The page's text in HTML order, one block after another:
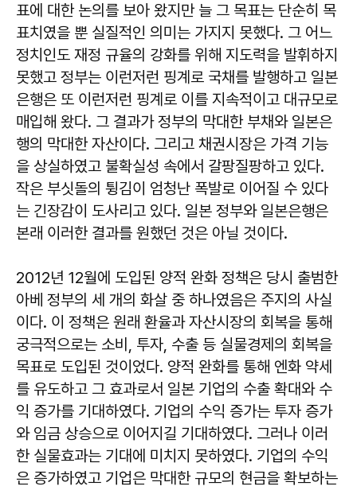
표에 대한 논의를 보아 왔지만 늘 그 목표는 단순히 목
표치였을 뿐 실질적인 의미는 가지지 못했다. 그 어느
정치인도 재정 규율의 강화를 위해 지도력을 발휘하지
못했고 정부는 이런저런 핑계로 국채를 발행하고 일본
은행은 또 이런저런 핑계로 이를 지속적이고 대규모로
매입해 왔다. 그 결과가 정부의 막대한 부채와 일본은
행의 막대한 자산이다. 그리고 채권시장은 가격 기능
을 상실하였고 불확실성 속에서 갈팡질팡하고 있다.
작은 부싯돌의 튕김이 엄청난 폭발로 이어질 수 있다
는 긴장감이 도사리고 있다. 일본 정부와 일본은행은
본래 이러한 결과를 원했던 것은 아닐 것이다.
2012년 12월에 도입된 양적 완화 정책은 당시 출범한
아베 정부의 세 개의 화살 중 하나였음은 주지의 사실
이다. 이 정책은 원래 환율과 자산시장의 회복을 통해
궁극적으로는 소비, 투자, 수출 등 실물경제의 회복을
목표로 도입된 것이었다. 양적 완화를 통해 엔화 약세
를 유도하고 그 효과로서 일본 기업의 수출 확대와 수
익 증가를 기대하였다. 기업의 수익 증가는 투자 증가
와 임금 상승으로 이어지길 기대하였다. 그러나 이러
한 실물효과는 기대에 미치지 못하였다. 기업의 수익
은 증가하였고 기업은 막대한 규모의 현금을 확보하는